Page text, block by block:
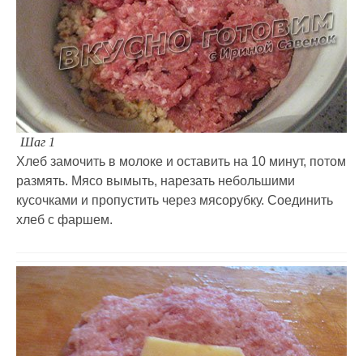
Шаг 1
Хлеб замочить в молоке и оставить на 10 минут, потом
размять. Мясо вымыть, нарезать небольшими
кусочками и пропустить через мясорубку. Соединить
хлеб с фаршем.